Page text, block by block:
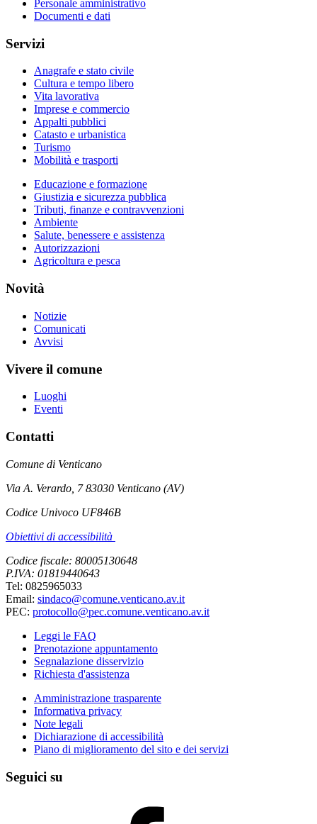
Personale amministrativo
Documenti e dati
Servizi
Anagrafe e stato civile
Cultura e tempo libero
Vita lavorativa
Imprese e commercio
Appalti pubblici
Catasto e urbanistica
Turismo
Mobilità e trasporti
Educazione e formazione
Giustizia e sicurezza pubblica
Tributi, finanze e contravvenzioni
Ambiente
Salute, benessere e assistenza
Autorizzazioni
Agricoltura e pesca
Novità
Notizie
Comunicati
Avvisi
Vivere il comune
Luoghi
Eventi
Contatti
Comune di Venticano
Via A. Verardo, 7 83030 Venticano (AV)
Codice Univoco UF846B
Obiettivi di accessibilità
Codice fiscale: 80005130648
P.IVA: 01819440643
Tel: 0825965033
Email: sindaco@comune.venticano.av.it
PEC: protocollo@pec.comune.venticano.av.it
Leggi le FAQ
Prenotazione appuntamento
Segnalazione disservizio
Richiesta d'assistenza
Amministrazione trasparente
Informativa privacy
Note legali
Dichiarazione di accessibilità
Piano di miglioramento del sito e dei servizi
Seguici su